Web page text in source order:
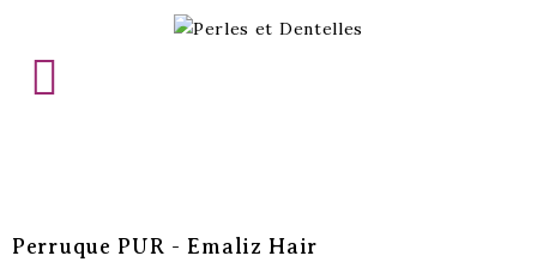

Perruque PUR - Emaliz Hair